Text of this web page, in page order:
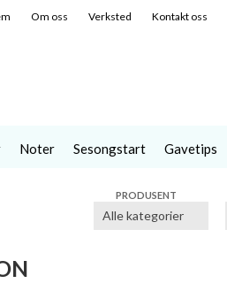
Om oss Verksted Kontakt oss
Noter Sesongstart Gavetips
PRODUSENT